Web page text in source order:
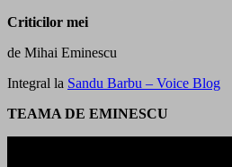
Criticilor mei
de Mihai Eminescu
Integral la Sandu Barbu – Voice Blog
TEAMA DE EMINESCU